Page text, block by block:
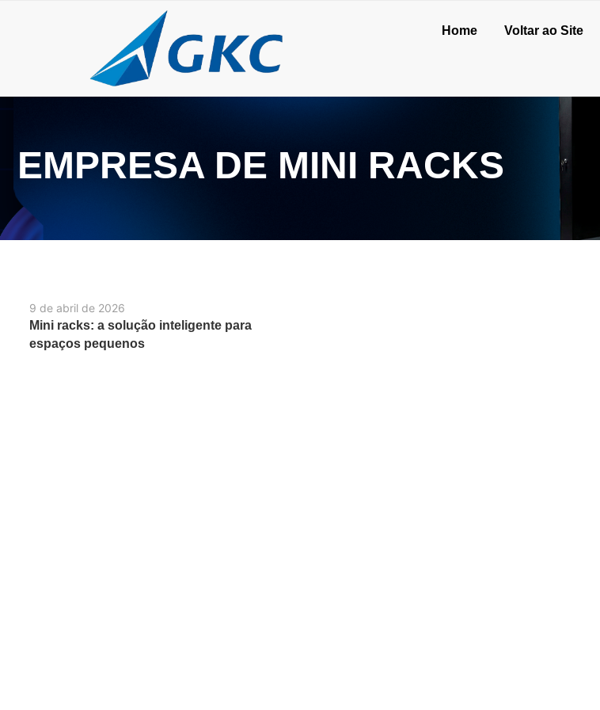
Home Voltar ao Site
EMPRESA DE MINI RACKS
9 de abril de 2026
Mini racks: a solução inteligente para
espaços pequenos